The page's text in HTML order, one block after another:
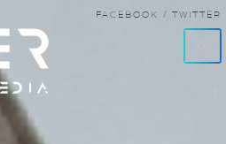
FACEBOOK / TWITTER